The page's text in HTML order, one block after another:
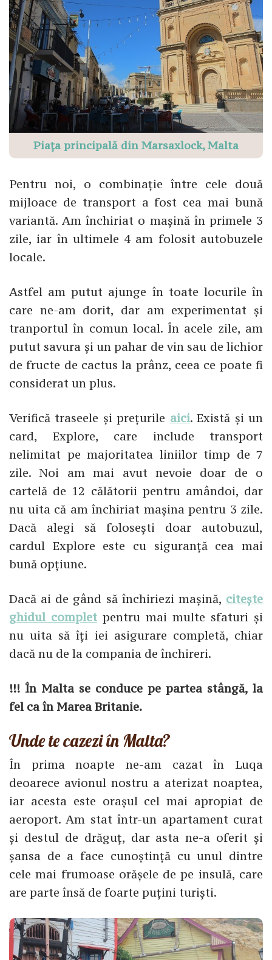
Piața principală din Marsaxlock, Malta
Pentru noi, o combinație între cele două
mijloace de transport a fost cea mai bună
variantă. Am închiriat o mașină în primele 3
zile, iar în ultimele 4 am folosit autobuzele
locale.
Astfel am putut ajunge în toate locurile în
care ne-am dorit, dar am experimentat și
tranportul în comun local. În acele zile, am
putut savura și un pahar de vin sau de lichior
de fructe de cactus la prânz, ceea ce poate fi
considerat un plus.
Verifică traseele și prețurile aici. Există și un
card, Explore, care include transport
nelimitat pe majoritatea liniilor timp de 7
zile. Noi am mai avut nevoie doar de o
cartelă de 12 călătorii pentru amândoi, dar
nu uita că am închiriat mașina pentru 3 zile.
Dacă alegi să folosești doar autobuzul,
cardul Explore este cu siguranță cea mai
bună opțiune.
Dacă ai de gând să închiriezi mașină, citește
ghidul complet pentru mai multe sfaturi și
nu uita să îți iei asigurare completă, chiar
dacă nu de la compania de închireri.
!!! În Malta se conduce pe partea stângă, la
fel ca în Marea Britanie.
Unde te cazezi în Malta?
În prima noapte ne-am cazat în Luqa
deoarece avionul nostru a aterizat noaptea,
iar acesta este orașul cel mai apropiat de
aeroport. Am stat într-un apartament curat
și destul de drăguț, dar asta ne-a oferit și
șansa de a face cunoștință cu unul dintre
cele mai frumoase orășele de pe insulă, care
are parte însă de foarte puțini turiști.